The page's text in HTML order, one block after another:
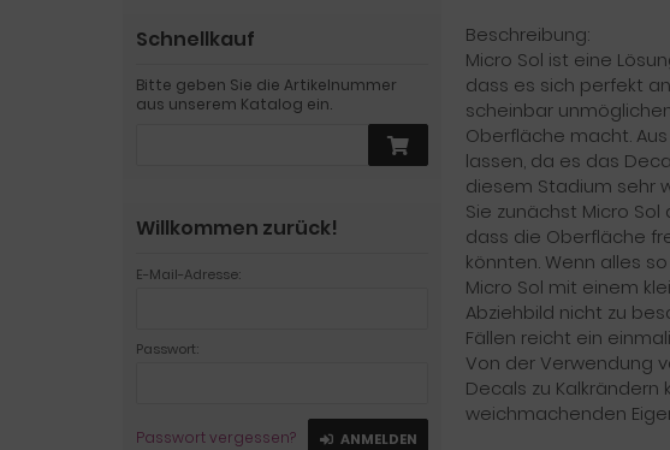
Beschreibung:
Micro Sol ist eine
dass es sich perfekt
scheinbar
Oberfläche macht.
lassen, da es das
diesem Stadium sehr
Sie zunächst Micro
dass die Oberfläche
könnten. Wenn alles
Micro Sol mit einem
Abziehbild nicht zu
Fällen reicht ein
Von der Verwendung
Decals zu
weichmachenden
Schnellkauf
Bitte geben Sie die Artikelnummer
aus unserem Katalog ein.
Willkommen zurück!
E-Mail-Adresse:
Passwort:
Passwort vergessen? ANMELDEN